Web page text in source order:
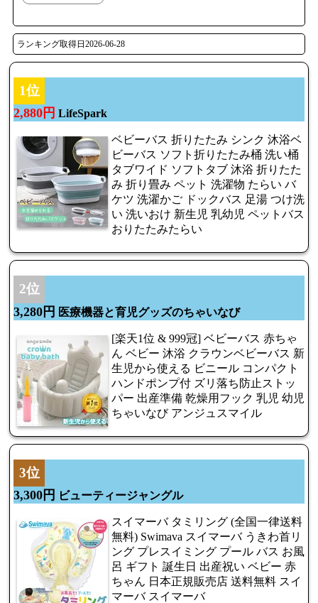
ランキング取得日2026-06-28
1位
2,880円 LifeSpark
ベビーバス 折りたたみ シンク 沐浴ベ
ビーバス ソフト折りたたみ桶 洗い桶
タブワイド ソフトタブ 沐浴 折りたた
み 折り畳み ペット 洗濯物 たらい バ
ケツ 洗濯かご ドックバス 足湯 つけ洗
い 洗いおけ 新生児 乳幼児 ペットバス
おりたたみたらい
2位
3,280円 医療機器と育児グッズのちゃいなび
[楽天1位 & 999冠] ベビーバス 赤ちゃ
ん ベビー 沐浴 クラウンベビーバス 新
生児から使える ビニール コンパクト
ハンドポンプ付 ズリ落ち防止ストッ
パー 出産準備 乾燥用フック 乳児 幼児
ちゃいなび アンジュスマイル
3位
3,300円 ビューティージャングル
スイマーバ タミリング (全国一律送料
無料) Swimava スイマーバ うきわ首リ
ング プレスイミング プール バス お風
呂 ギフト 誕生日 出産祝い ベビー 赤
ちゃん 日本正規販売店 送料無料 スイ
マーバ スイマーバ